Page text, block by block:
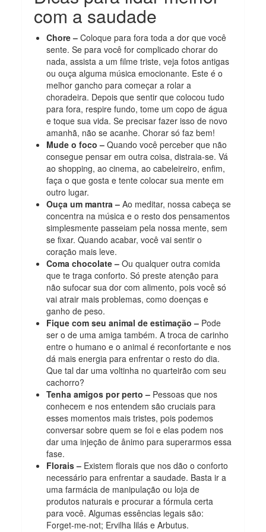
com a saudade
Chore –Coloque para fora toda a dor que você
sente. Se para você for complicado chorar do
nada, assista a um filme triste, veja fotos antigas
ou ouça alguma música emocionante. Este é o
melhor gancho para começar a rolar a
choradeira. Depois que sentir que colocou tudo
para fora, respire fundo, tome um copo de água
e toque sua vida. Se precisar fazer isso de novo
amanhã, não se acanhe. Chorar só faz bem!
Mude o foco – Quando você perceber que não
consegue pensar em outra coisa, distraia-se. Vá
ao shopping, ao cinema, ao cabeleireiro, enfim,
faça o que gosta e tente colocar sua mente em
outro lugar.
Ouça um mantra – Ao meditar, nossa cabeça se
concentra na música e o resto dos pensamentos
simplesmente passeiam pela nossa mente, sem
se fixar. Quando acabar, você vai sentir o
coração mais leve.
Coma chocolate – Ou qualquer outra comida
que te traga conforto. Só preste atenção para
não sufocar sua dor com alimento, pois você só
vai atrair mais problemas, como doenças e
ganho de peso.
Fique com seu animal de estimação – Pode
ser o de uma amiga também. A troca de carinho
entre o humano e o animal é reconfortante e nos
dá mais energia para enfrentar o resto do dia.
Que tal dar uma voltinha no quarteirão com seu
cachorro?
Tenha amigos por perto – Pessoas que nos
conhecem e nos entendem são cruciais para
esses momentos mais tristes, pois podemos
conversar sobre quem se foi e elas podem nos
dar uma injeção de ânimo para superarmos essa
fase.
Florais – Existem florais que nos dão o conforto
necessário para enfrentar a saudade. Basta ir a
uma farmácia de manipulação ou loja de
produtos naturais e procurar a fórmula certa
para você. Algumas essências legais são:
Forget-me-not; Ervilha lilás e Arbutus.